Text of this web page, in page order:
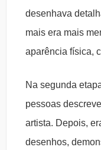
desenhava
mais era mais
aparência física,
Na segunda
pessoas
artista. Depois,
desenhos,